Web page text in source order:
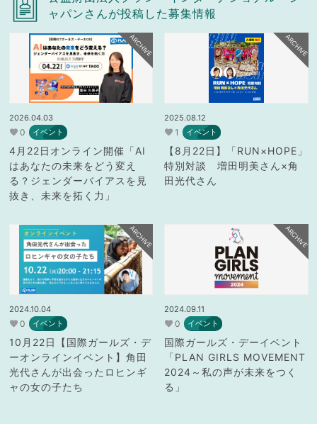
ャパンさんが投稿した募集情報
ARCHIVE
2026.04.03
0 イベント
4月22日オンライン開催「AI
はあなたの未来をどう変え
る？ジェンダーバイアスを見
抜き、未来を拓く力」
ARCHIVE
2025.08.12
1 イベント
【8月22日】「RUN×HOPE」
特別対談 増田明美さん×角
田光代さん
ARCHIVE
2024.10.04
0 イベント
10月22日【国際ガールズ・デ
ーオンラインイベント】角田
光代さんが出会ったロヒンギ
ャの女の子たち
ARCHIVE
2024.09.11
0 イベント
国際ガールズ・デーイベント
「PLAN GIRLS MOVEMENT
2024～私の声が未来をつく
る」